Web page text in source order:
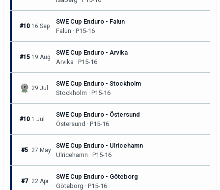
#10 16 Sep
SWE Cup Enduro - Falun
Falun · P15-16
#15 19 Aug
SWE Cup Enduro - Arvika
Arvika · P15-16
29 Jul
SWE Cup Enduro - Stockholm
Stockholm · P15-16
#10 1 Jul
SWE Cup Enduro - Östersund
Östersund · P15-16
#5 27 May
SWE Cup Enduro - Ulricehamn
Ulricehamn · P15-16
#7 22 Apr
SWE Cup Enduro - Göteborg
Göteborg · P15-16